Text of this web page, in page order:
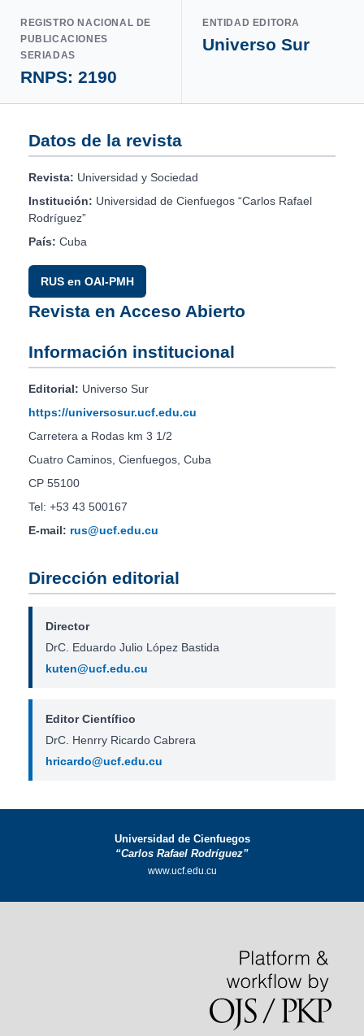
REGISTRO NACIONAL DE
PUBLICACIONES
SERIADAS
RNPS: 2190
ENTIDAD EDITORA
Universo Sur
Datos de la revista
Revista: Universidad y Sociedad
Institución: Universidad de Cienfuegos “Carlos Rafael
Rodríguez”
País: Cuba
RUS en OAI-PMH
Revista en Acceso Abierto
Información institucional
Editorial: Universo Sur
https://universosur.ucf.edu.cu
Carretera a Rodas km 3 1/2
Cuatro Caminos, Cienfuegos, Cuba
CP 55100
Tel: +53 43 500167
E-mail: rus@ucf.edu.cu
Dirección editorial
Director
DrC. Eduardo Julio López Bastida
kuten@ucf.edu.cu
Editor Científico
DrC. Henrry Ricardo Cabrera
hricardo@ucf.edu.cu
Universidad de Cienfuegos
“Carlos Rafael Rodríguez”
www.ucf.edu.cu